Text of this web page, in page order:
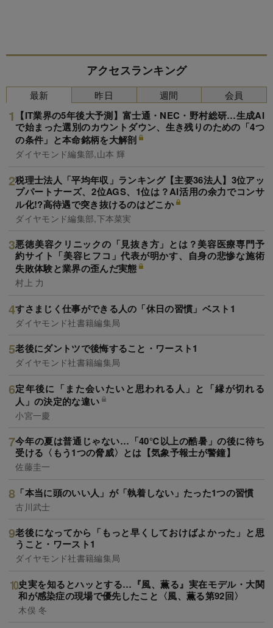
アクセスランキング
最新
【IT業界の5年後大予測】富士通・NEC・野村総研…生成AI
で始まった選別のカウントダウン、生き残りのための「4つ
の条件」と本命銘柄を大解剖
ダイヤモンド編集部,山本 輝
税理士法人「平均年収」ランキング【主要36法人】3位アッ
プパートナーズ、2位AGS、1位は？AI活用の余力でコンサ
ル化!?高待遇で突き抜けるのはどこか
ダイヤモンド編集部,下本菜実
悪徳美容クリニックの「見抜き方」とは？美容医療専門予
約サイト「美容ヒフコ」代表が明かす、自身の悲惨な施術
失敗体験と業界の歪んだ実態
村上 力
すさまじく仕事ができる人の「休日の習慣」ベスト1
ダイヤモンド社書籍編集局
老後にダントツで後悔すること・ワースト1
ダイヤモンド社書籍編集局
定年後に「また会いたいと思われる人」と「縁が切れる
人」の決定的な違い
小宮一慶
今年の夏は普通じゃない…「40℃以上の酷暑」の後に待ち
受ける〈もう1つの脅威〉とは【気象予報士が警鐘】
佐藤圭一
「本当に頭のいい人」が「執着しない」たった1つの習慣
古川武士
老後になってから「もっと早くしておけばよかった」と思
うこと・ワースト1
ダイヤモンド社書籍編集局
史実を知るとハッとする…『風、薫る』実在モデル・大関
和が感染症の現場で優先したこと〈風、薫る第92回〉
木俣 冬
昨日 週間 会員